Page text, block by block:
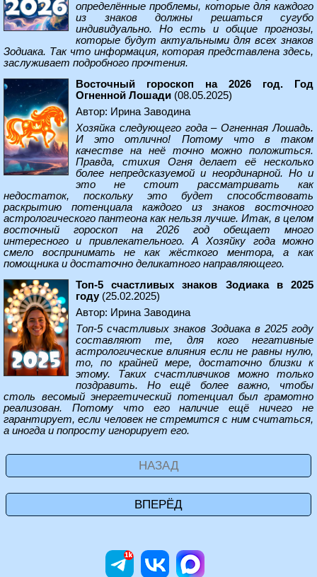
определённые проблемы, которые для каждого
из знаков должны решаться сугубо
индивидуально. Но есть и общие прогнозы,
которые будут актуальными для всех знаков
Зодиака. Так что информация, которая представлена здесь,
заслуживает подробного прочтения.
Восточный гороскоп на 2026 год. Год
Огненной Лошади (08.05.2025)
Автор: Ирина Заводина
Хозяйка следующего года – Огненная Лошадь.
И это отлично! Потому что в таком
качестве на неё точно можно положиться.
Правда, стихия Огня делает её несколько
более непредсказуемой и неординарной. Но и
это не стоит рассматривать как
недостаток, поскольку это будет способствовать
раскрытию потенциала каждого из знаков восточного
астрологического пантеона как нельзя лучше. Итак, в целом
восточный гороскоп на 2026 год обещает много
интересного и привлекательного. А Хозяйку года можно
смело воспринимать не как жёсткого ментора, а как
помощника и достаточно деликатного направляющего.
Топ-5 счастливых знаков Зодиака в 2025
году(25.02.2025)
Автор: Ирина Заводина
Топ-5 счастливых знаков Зодиака в 2025 году
составляют те, для кого негативные
астрологические влияния если не равны нулю,
то, по крайней мере, достаточно близки к
этому. Таких счастливчиков можно только
поздравить. Но ещё более важно, чтобы
столь весомый энергетический потенциал был грамотно
реализован. Потому что его наличие ещё ничего не
гарантирует, если человек не стремится с ним считаться,
а иногда и попросту игнорирует его.
НАЗАД
ВПЕРЁД